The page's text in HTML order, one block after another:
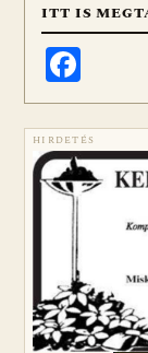
ITT IS
HIRDETÉS